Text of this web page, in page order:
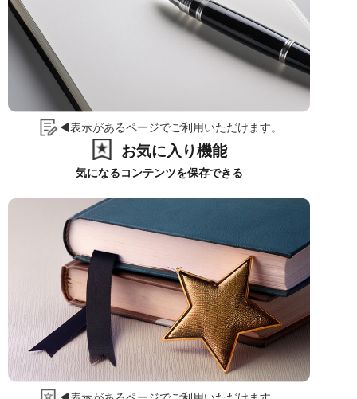
◀表示があるページでご利用いただけます。
お気に入り機能
気になるコンテンツを保存できる